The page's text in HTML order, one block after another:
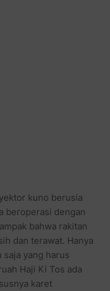
kuno berusia
beroperasi dengan
bahwa rakitan
dan terawat. Hanya
yang harus
Haji Ki Tos ada
karet